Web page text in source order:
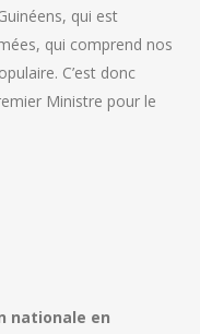
qui est
qui comprend nos
C’est donc
Ministre pour le
nationale en